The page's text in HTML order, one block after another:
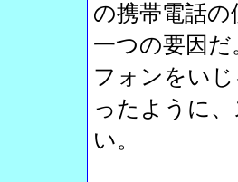
の携帯電話
一つの要因
フォンをい
ったように
い。